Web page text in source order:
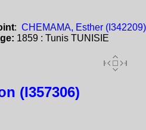
: CHEMAMA, Esther (I342209)
1859 : Tunis TUNISIE
(I357306)